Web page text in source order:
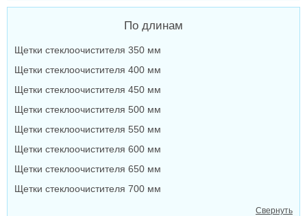
По длинам
Щетки стеклоочистителя 350 мм
Щетки стеклоочистителя 400 мм
Щетки стеклоочистителя 450 мм
Щетки стеклоочистителя 500 мм
Щетки стеклоочистителя 550 мм
Щетки стеклоочистителя 600 мм
Щетки стеклоочистителя 650 мм
Щетки стеклоочистителя 700 мм
Свернуть